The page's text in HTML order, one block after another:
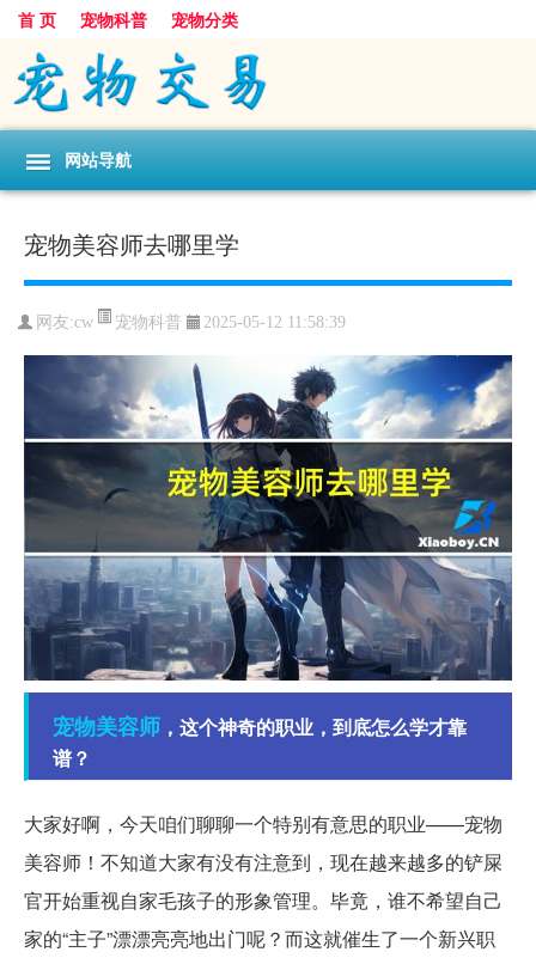
首 页 宠物科普 宠物分类
网站导航
宠物美容师去哪里学
网友:cw 宠物科普 2025-05-12 11:58:39
宠物美容师 ，这个神奇的职业，到底怎么学才靠
谱？
大家好啊，今天咱们聊聊一个特别有意思的职业——宠物
美容师！不知道大家有没有注意到，现在越来越多的铲屎
官开始重视自家毛孩子的形象管理。毕竟，谁不希望自己
家的“主子”漂漂亮亮地出门呢？而这就催生了一个新兴职